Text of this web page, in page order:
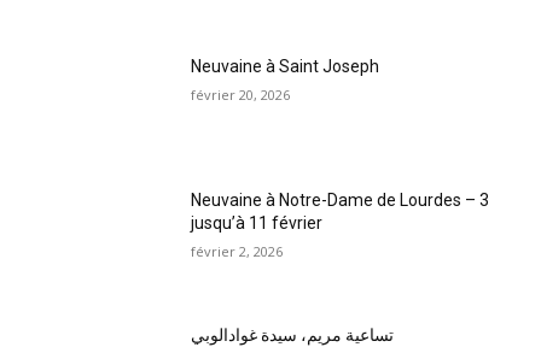
Neuvaine à Saint Joseph
février 20, 2026
Neuvaine à Notre-Dame de Lourdes – 3
jusqu’à 11 février
février 2, 2026
تساعية مريم، سيدة غوادالوبي